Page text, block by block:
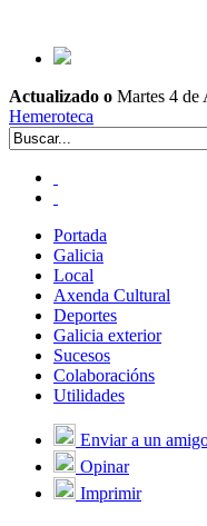
Actualizado o Martes 4 de
Hemeroteca
Portada
Galicia
Local
Axenda Cultural
Deportes
Galicia exterior
Sucesos
Colaboracións
Utilidades
Enviar a un
Opinar
Imprimir